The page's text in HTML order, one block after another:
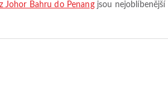
Johor Bahru do Penangjsou nejoblíbenější